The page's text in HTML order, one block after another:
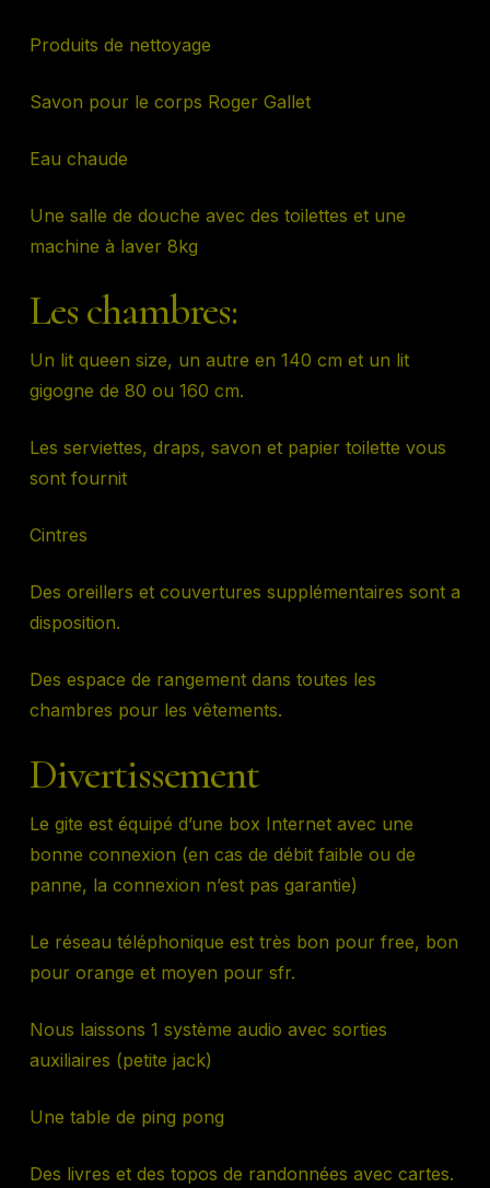
Produits de nettoyage
Savon pour le corps Roger Gallet
Eau chaude
Une salle de douche avec des toilettes et une
machine à laver 8kg
Les chambres:
Un lit queen size, un autre en 140 cm et un lit
gigogne de 80 ou 160 cm.
Les serviettes, draps, savon et papier toilette vous
sont fournit
Cintres
Des oreillers et couvertures supplémentaires sont a
disposition.
Des espace de rangement dans toutes les
chambres pour les vêtements.
Divertissement
Le gite est équipé d’une box Internet avec une
bonne connexion (en cas de débit faible ou de
panne, la connexion n’est pas garantie)
Le réseau téléphonique est très bon pour free, bon
pour orange et moyen pour sfr.
Nous laissons 1 système audio avec sorties
auxiliaires (petite jack)
Une table de ping pong
Des livres et des topos de randonnées avec cartes.